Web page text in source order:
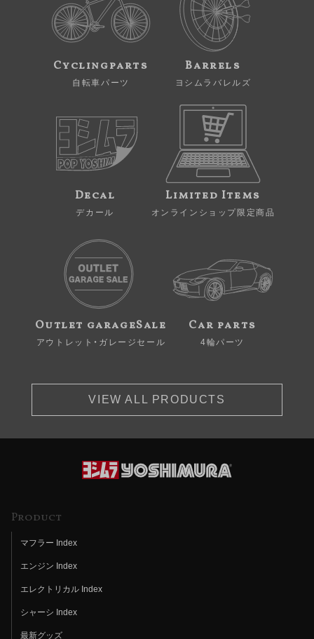
Cyclingparts
自転車パーツ
Barrels
ヨシムラバレルズ
Decal
デカール
Limited Items
オンラインショップ限定商品
Outlet garageSale
アウトレット・ガレージセール
Car parts
4輪パーツ
VIEW ALL PRODUCTS
Product
マフラー Index
エンジン Index
エレクトリカル Index
シャーシ Index
最新グッズ